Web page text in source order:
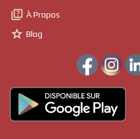
 À Propos
 Blog